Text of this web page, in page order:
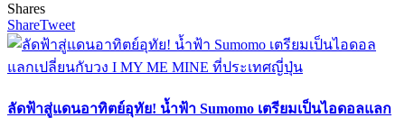
Shares
ShareTweet
ลัดฟ้าสู่แดนอาทิตย์อุทัย! น้ำฟ้า Sumomo เตรียมเป็นไอดอลแลก